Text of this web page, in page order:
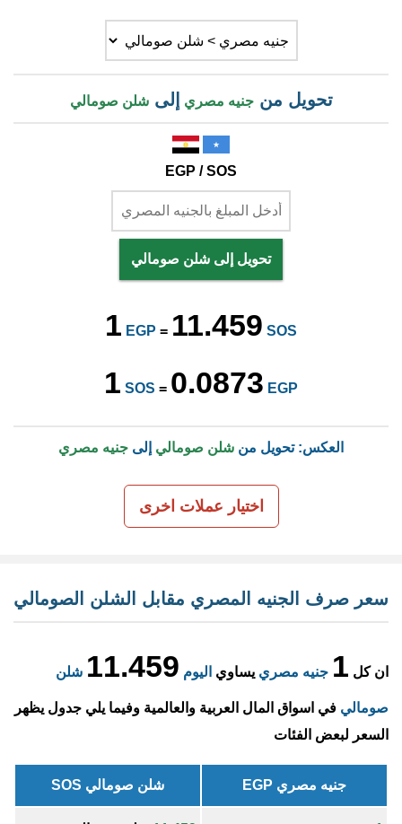
تحويل منجنيه مصري إلىشلن صومالي
EGP / SOS
تحويل إلى شلن صومالي
1 EGP = 11.459 SOS
1 SOS = 0.0873 EGP
العكس: تحويل من شلن صومالي إلى جنيه مصري
اختيار عملات اخرى
سعر صرف الجنيه المصري مقابل الشلن الصومالي
ان كل 1 جنيه مصري يساوي اليوم 11.459 شلن
صومالي في اسواق المال العربية والعالمية وفيما يلي جدول يظهر
السعر لبعض الفئات
جنيه مصري EGP شلن صومالي SOS